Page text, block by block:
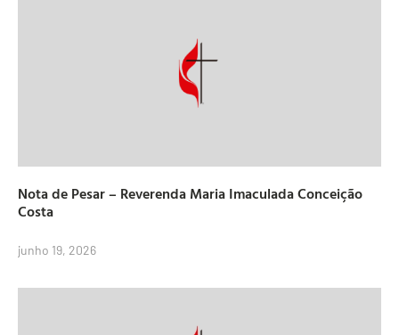
Nota de Pesar – Reverenda Maria Imaculada Conceição
Costa
junho 19, 2026